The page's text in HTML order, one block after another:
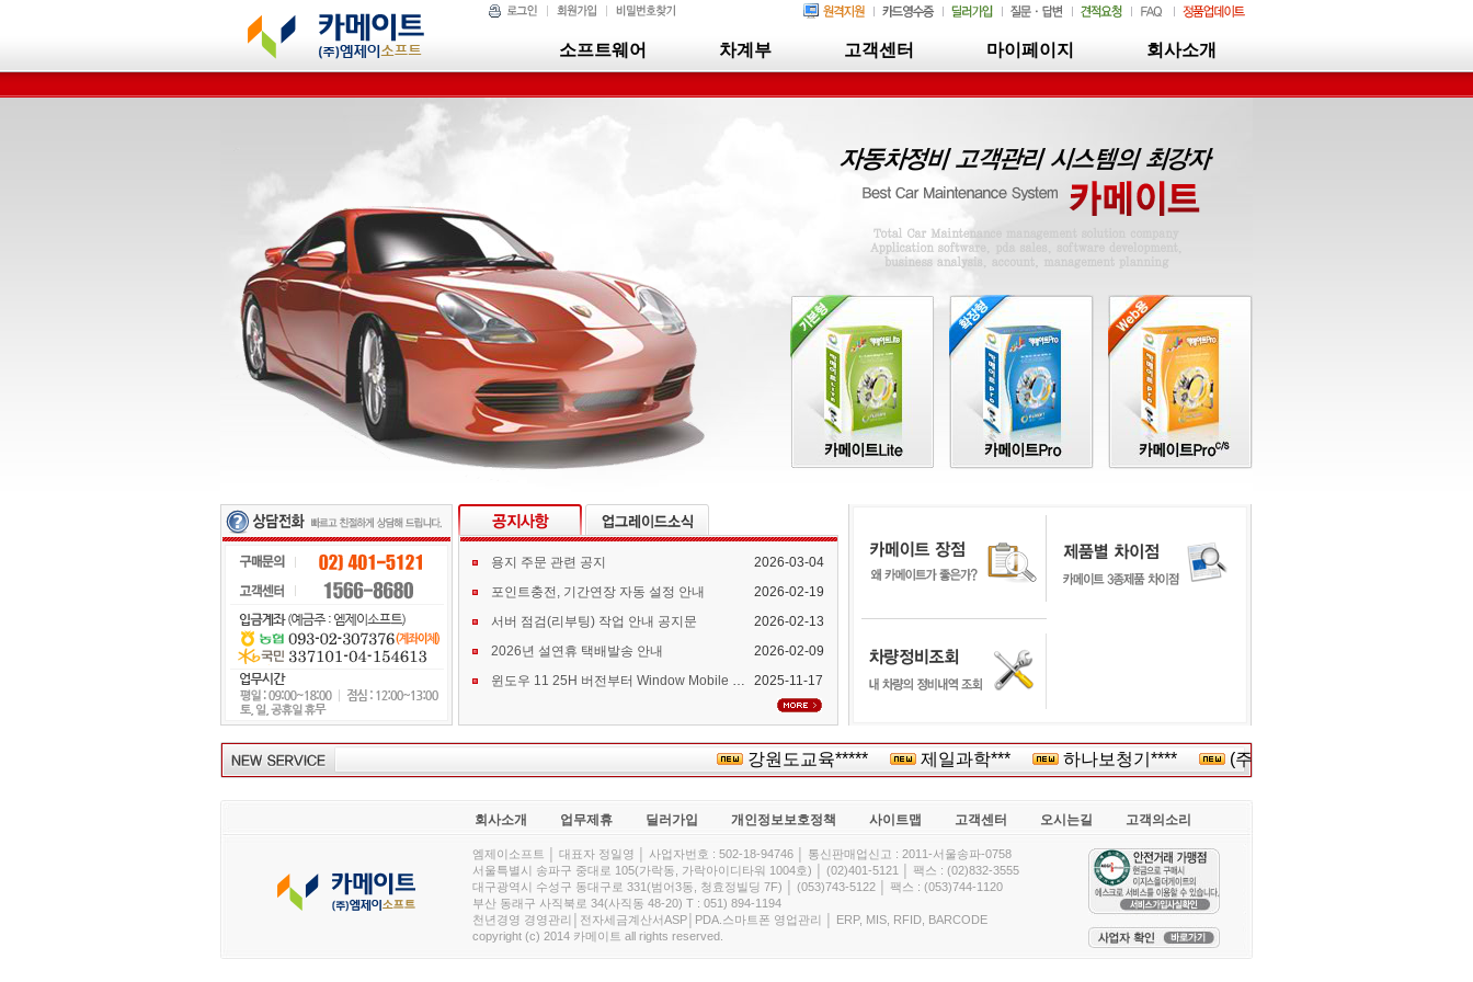
소프트웨어 차계부 고객센터 마이페이지 회사소개
용지 주문 관련 공지
2026-03-04
포인트충전, 기간연장 자동 설정 안내
2026-02-19
서버 점검(리부팅) 작업 안내 공지문
2026-02-13
2026년 설연휴 택배발송 안내
2026-02-09
윈도우 11 25H 버전부터 Window Mobile Device Center 지원 중단 안내
2025-11-17
강원도교육***** 제일과학*** 하나보청기**** (주)**
회사소개 업무제휴 딜러가입 개인정보보호정책 사이트맵 고객센터 오시는길 고객의소리
엠제이소프트 │ 대표자 정일영 │ 사업자번호 : 502-18-94746 │ 통신판매업신고 : 2011-서울송파-0758
서울특별시 송파구 중대로 105(가락동, 가락아이디타워 1004호) │ (02)401-5121 │ 팩스 : (02)832-3555
대구광역시 수성구 동대구로 331(범어3동, 청효정빌딩 7F) │ (053)743-5122 │ 팩스 : (053)744-1120
부산 동래구 사직북로 34(사직동 48-20) T : 051) 894-1194
천년경영 경영관리│전자세금계산서ASP│PDA.스마트폰 영업관리 │ ERP, MIS, RFID, BARCODE
copyright (c) 2014 카메이트 all rights reserved.